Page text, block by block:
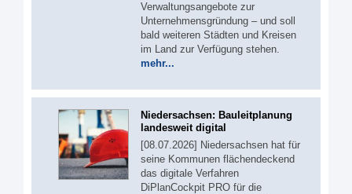
Verwaltungsangebote zur
Unternehmensgründung – und soll
bald weiteren Städten und Kreisen
im Land zur Verfügung stehen.
mehr...
Niedersachsen: Bauleitplanung
landesweit digital
[08.07.2026] Niedersachsen hat für
seine Kommunen flächendeckend
das digitale Verfahren
DiPlanCockpit PRO für die